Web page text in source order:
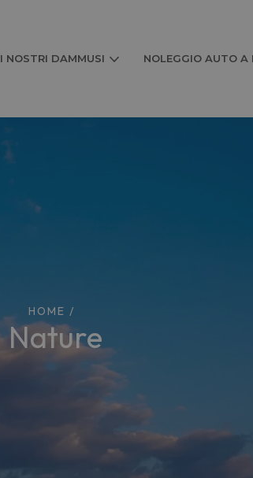
I NOSTRI DAMMUSI NOLEGGIO AUTO A
HOME /
nature